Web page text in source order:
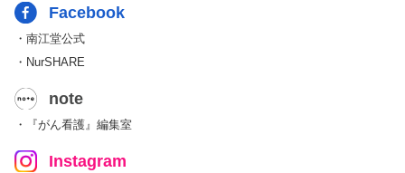
Facebook
・南江堂公式
・NurSHARE
note
・『がん看護』編集室
Instagram